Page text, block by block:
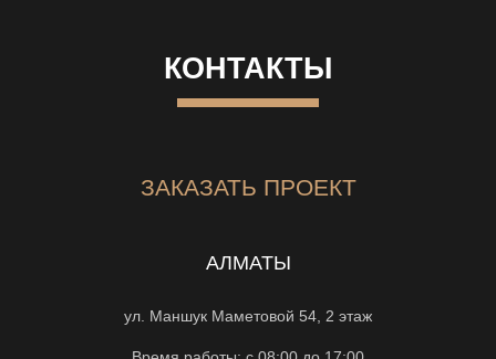
КОНТАКТЫ
ЗАКАЗАТЬ ПРОЕКТ
АЛМАТЫ
ул. Маншук Маметовой 54, 2 этаж